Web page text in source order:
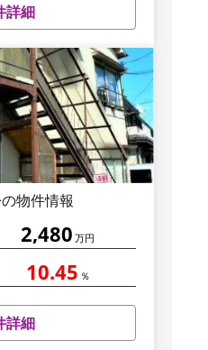
詳細
物件情報
2,480 万円
10.45 ％
詳細